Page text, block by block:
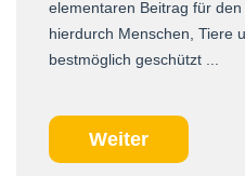
elementaren Beitrag für
hierdurch Menschen, Tiere
bestmöglich geschützt ...
Weiter